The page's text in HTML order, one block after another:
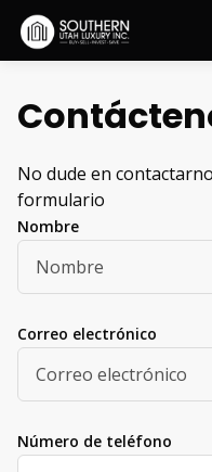
No dude en
formulario
Nombre
Correo electrónico
Número de teléfono